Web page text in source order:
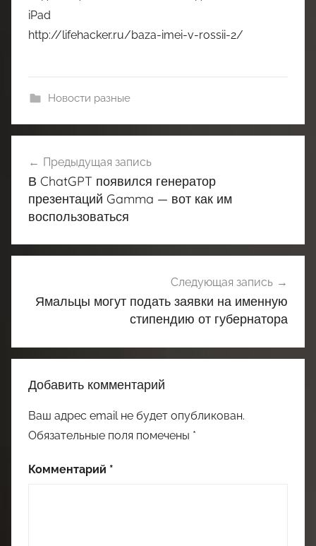
iPad
http://lifehacker.ru/baza-imei-v-rossii-2/
Новости разные
по
записям
Предыдущая запись
В ChatGPT появился генератор
презентаций Gamma — вот как им
воспользоваться
Следующая запись
Ямальцы могут подать заявки на именную
стипендию от губернатора
Добавить комментарий
Ваш адрес email не будет опубликован.
Обязательные поля помечены *
Комментарий *